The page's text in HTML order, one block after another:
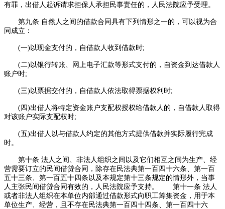
有罪，出借人起诉请求担保人承担民事责任的，人民法院应予受理。
第九条 自然人之间的借款合同具有下列情形之一的，可以视为合
同成立：
(一)以现金支付的，自借款人收到借款时;
(二)以银行转账、网上电子汇款等形式支付的，自资金到达借款人
账户时;
(三)以票据交付的，自借款人依法取得票据权利时;
(四)出借人将特定资金账户支配权授权给借款人的，自借款人取得
对该账户实际支配权时;
(五)出借人以与借款人约定的其他方式提供借款并实际履行完成
时。
第十条 法人之间、非法人组织之间以及它们相互之间为生产、经
营需要订立的民间借贷合同，除存在民法典第一百四十六条、第一百
五十三条、第一百五十四条以及本规定第十三条规定的情形外，当事
人主张民间借贷合同有效的，人民法院应予支持。 第十一条 法人
或者非法人组织在本单位内部通过借款形式向职工筹集资金，用于本
单位生产、经营，且不存在民法典第一百四十四条、第一百四十六